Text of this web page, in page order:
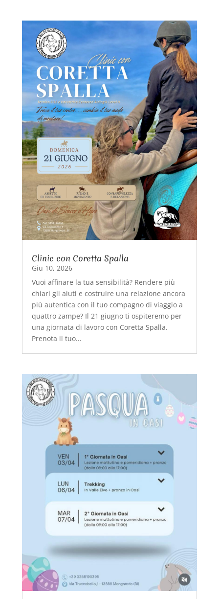
Clinic con Coretta Spalla
Giu 10, 2026
Vuoi affinare la tua sensibilità? Rendere più
chiari gli aiuti e costruire una relazione ancora
più autentica con il tuo compagno di viaggio a
quattro zampe? Il 21 giugno ti ospiteremo per
una giornata di lavoro con Coretta Spalla.
Prenota il tuo...